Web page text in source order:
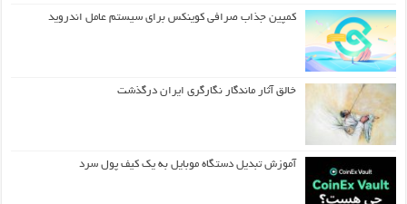
کمپین جذاب صرافی کوینکس برای سیستم عامل اندروید
خالق آثار ماندگار نگارگری ایران درگذشت
آموزش تبدیل دستگاه موبایل به یک کیف‌ پول سرد